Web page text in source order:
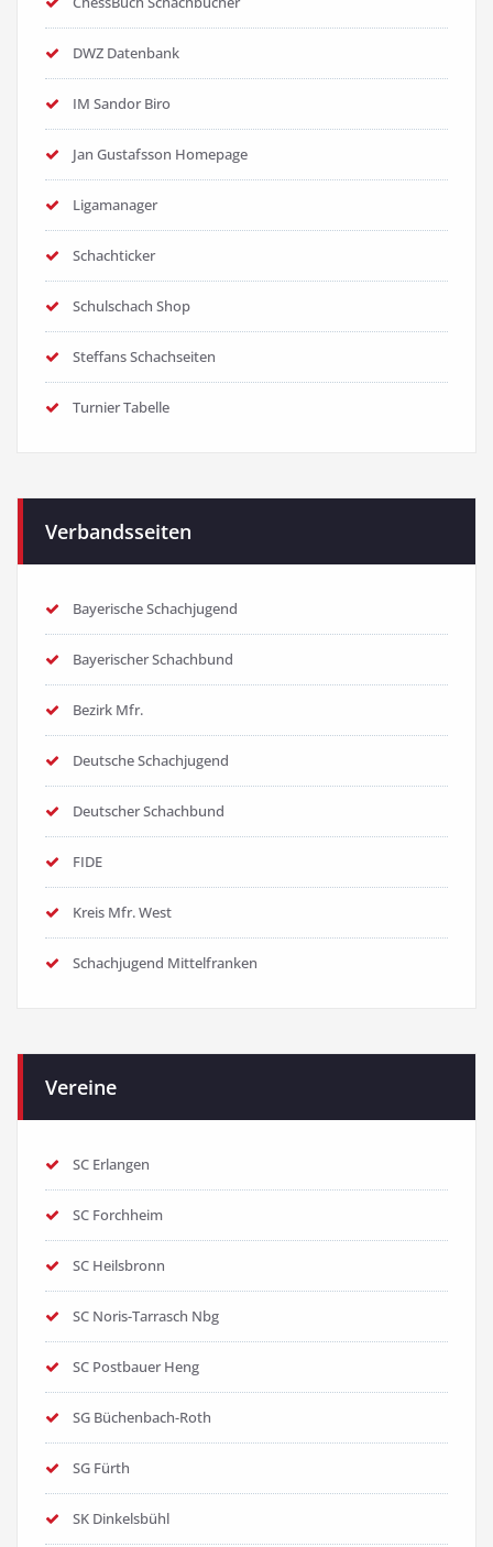
DWZ Datenbank
IM Sandor Biro
Jan Gustafsson Homepage
Ligamanager
Schachticker
Schulschach Shop
Steffans Schachseiten
Turnier Tabelle
Verbandsseiten
Bayerische Schachjugend
Bayerischer Schachbund
Bezirk Mfr.
Deutsche Schachjugend
Deutscher Schachbund
FIDE
Kreis Mfr. West
Schachjugend Mittelfranken
Vereine
SC Erlangen
SC Forchheim
SC Heilsbronn
SC Noris-Tarrasch Nbg
SC Postbauer Heng
SG Büchenbach-Roth
SG Fürth
SK Dinkelsbühl